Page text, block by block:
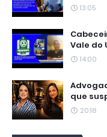
13:05
Vale do
14:00
que
20:18